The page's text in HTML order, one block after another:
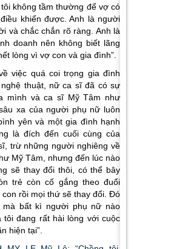
không tầm thường để vợ có
khiển được. Anh là người
và chắc chắn rõ ràng. Anh là
doanh nên không biết lãng
lòng vì vợ con và gia đình”.
việc quá coi trọng gia đình
thuật, nữ ca sĩ đã có sự
mình và ca sĩ Mỹ Tâm như
xa của người phụ nữ luôn
yên và một gia đình hạnh
là đích đến cuối cùng của
trừ những người nghiêng về
Mỹ Tâm, nhưng đến lúc nào
sẽ thay đổi thôi, có thể bây
trẻ còn cố gắng theo đuổi
con rồi mọi thứ sẽ thay đổi. Đó
mà bất kì người phụ nữ nào
tôi đang rất hài lòng với cuộc
hiện tại”.